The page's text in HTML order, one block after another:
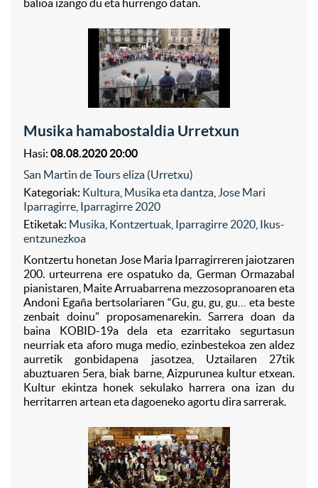
balioa izango du eta hurrengo datan.
Musika hamabostaldia Urretxun
Hasi: 08.08.2020 20:00
San Martin de Tours eliza (Urretxu)
Kategoriak: Kultura Musika eta dantza Jose Mari
Iparragirre Iparragirre 2020
Etiketak: Musika Kontzertuak Iparragirre 2020 Ikus-
entzunezkoa
Kontzertu honetan Jose Maria Iparragirreren jaiotzaren
200. urteurrena ere ospatuko da, German Ormazabal
pianistaren, Maite Arruabarrena mezzosopranoaren eta
Andoni Egaña bertsolariaren “Gu, gu, gu, gu… eta beste
zenbait doinu” proposamenarekin. Sarrera doan da
baina KOBID-19a dela eta ezarritako segurtasun
neurriak eta aforo muga medio, ezinbestekoa zen aldez
aurretik gonbidapena jasotzea, Uztailaren 27tik
abuztuaren 5era, biak barne, Aizpurunea kultur etxean.
Kultur ekintza honek sekulako harrera ona izan du
herritarren artean eta dagoeneko agortu dira sarrerak.